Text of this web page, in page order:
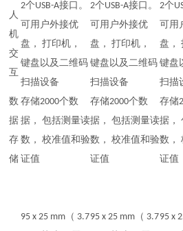
人
机
交
互
2个USB-A接口。
可用户外接优
盘， 打印机，
键盘以及二维码
扫描设备
2个USB-A接口。
可用户外接优
盘， 打印机，
键盘以及二维码
扫描设备
2个
可用
盘，
键盘
扫描
数
据
存
储
存储2000个数
据， 包括测量读
数， 校准值和验
证值
存储2000个数
据， 包括测量读
数， 校准值和验
证值
存储
据，
数，
证值
95 x 25 mm（ 3.795 x 25 mm（ 3.795 x